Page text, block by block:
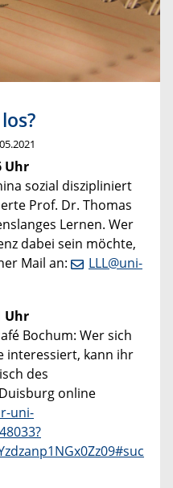
Uhr
sozial diszipliniert
Prof. Dr. Thomas
Lernen. Wer
dabei sein möchte,
Mail an:
LLL@uni-
Uhr
Bochum: Wer sich
interessiert, kann ihr
des
online
uni-